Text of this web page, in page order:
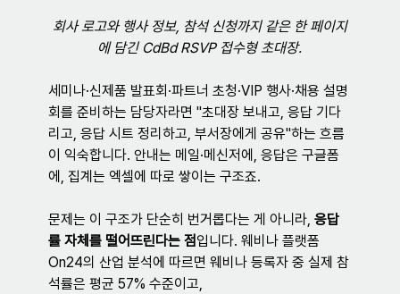
회사 로고와 행사 정보, 참석 신청까지 같은 한 페이지
에 담긴 CdBd RSVP 접수형 초대장.
세미나·신제품 발표회·파트너 초청·VIP 행사·채용 설명
회를 준비하는 담당자라면 "초대장 보내고, 응답 기다
리고, 응답 시트 정리하고, 부서장에게 공유"하는 흐름
이 익숙합니다. 안내는 메일·메신저에, 응답은 구글폼
에, 집계는 엑셀에 따로 쌓이는 구조죠.
문제는 이 구조가 단순히 번거롭다는 게 아니라, 응답
률 자체를 떨어뜨린다는 점 입니다. 웨비나 플랫폼
On24의 산업 분석에 따르면 웨비나 등록자 중 실제 참
석률은 평균 57% 수준이고,